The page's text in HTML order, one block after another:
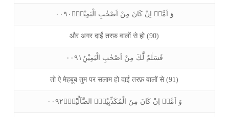
وَ اَمَّاۤ اِنْ كَانَ مِنْ اَصْحٰبِ الْيَمِيْنِۙ۰۰۹۰
और अगर दाईं तरफ़ वालों से हो (90)
فَسَلٰمٌ لَّكَ مِنْ اَصْحٰبِ الْيَمِيْنِؕ۰۰۹۱
तो ऐ मेहबूब तुम पर सलाम हो दाईं तरफ़ वालों से (91)
وَ اَمَّاۤ اِنْ كَانَ مِنَ الْمُكَذِّبِيْنَ۠ الضَّآلِّيْنَۙ۰۰۹۲